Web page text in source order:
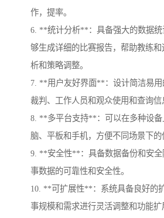
作，提率。
6. **统计分析**：具备强大的数据
够生成详细的比赛报告，帮助教练
析和策略调整。
7. **用户友好界面**：设计简洁易用
裁判、工作人员和观众使用和查询信
8. **多平台支持**：可以在多种设备
脑、平板和手机，方便不同场景下的
9. **安全性**：具备数据备份和安
事数据的可靠性和安全性。
10. **可扩展性**：系统具备良好的
事规模和需求进行灵活调整和功能扩